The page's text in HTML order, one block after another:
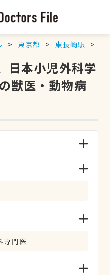
東京都 東長崎駅
日本小児外科学
獣医・動物病
専門医